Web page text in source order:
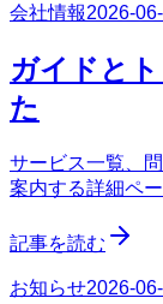
会社情報2026-
ガイドと
た
サービス一覧、
案内する詳細ペ
記事を読む
お知らせ2026-